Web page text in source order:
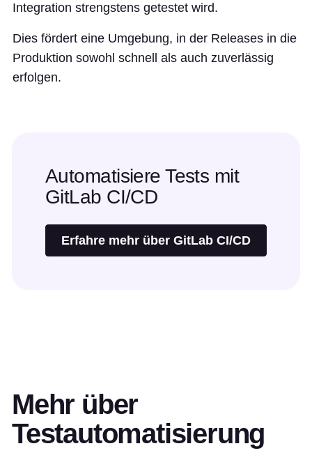
Integration strengstens getestet wird.
Dies fördert eine Umgebung, in der Releases in die
Produktion sowohl schnell als auch zuverlässig
erfolgen.
Automatisiere Tests mit
GitLab CI/CD
Erfahre mehr über GitLab CI/CD
Mehr über
Testautomatisierung